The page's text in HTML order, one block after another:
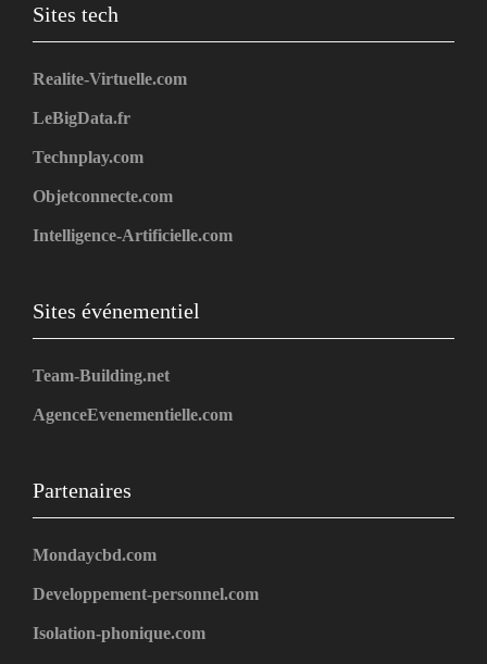
Sites tech
Realite-Virtuelle.com
LeBigData.fr
Technplay.com
Objetconnecte.com
Intelligence-Artificielle.com
Sites événementiel
Team-Building.net
AgenceEvenementielle.com
Partenaires
Mondaycbd.com
Developpement-personnel.com
Isolation-phonique.com